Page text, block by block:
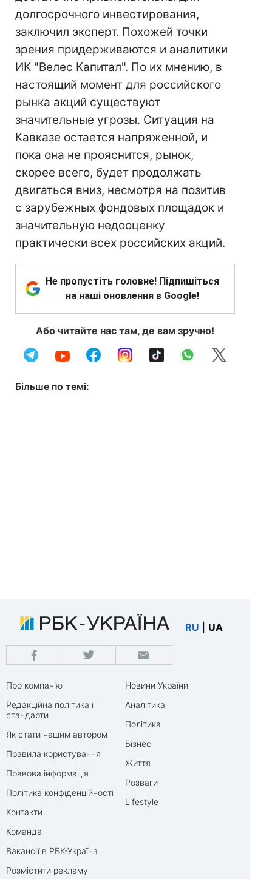
долгосрочного инвестирования,
заключил эксперт. Похожей точки
зрения придерживаются и аналитики
ИК "Велес Капитал". По их мнению, в
настоящий момент для российского
рынка акций существуют
значительные угрозы. Ситуация на
Кавказе остается напряженной, и
пока она не прояснится, рынок,
скорее всего, будет продолжать
двигаться вниз, несмотря на позитив
с зарубежных фондовых площадок и
значительную недооценку
практически всех российских акций.
Не пропустіть головне! Підпишіться
на наші оновлення в Google!
Або читайте нас там, де вам зручно!
Більше по темі:
RU UA
Про компанію
Редакційна політика і
стандарти
Як стати нашим автором
Правила користування
Правова інформація
Політика конфіденційності
Контакти
Команда
Вакансії в РБК-Україна
Розмістити рекламу
Новини України
Аналітика
Політика
Бізнес
Життя
Розваги
Lifestyle